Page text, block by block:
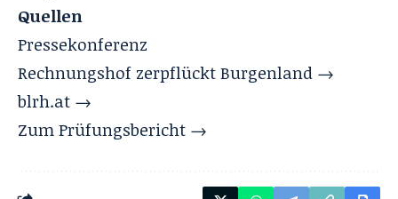
Quellen
Pressekonferenz
Rechnungshof zerpflückt Burgenland →
blrh.at →
Zum Prüfungsbericht →